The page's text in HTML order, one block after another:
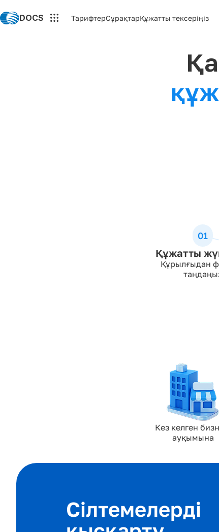
DOCS ТарифтерСұрақтарҚұжатты тексеріңіз
01
Құжатты
Құрылғыдан
Кез келген
ауқымына